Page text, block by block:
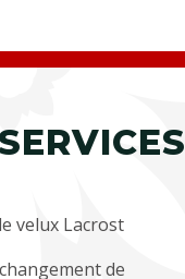
velux Lacrost
de